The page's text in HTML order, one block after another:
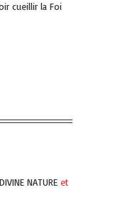
cueillir la Foi
DIVINE NATURE et